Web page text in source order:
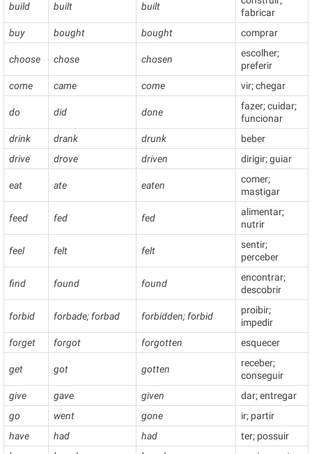
build built built
fabricar
buy
bought bought comprar
choose chose chosen
escolher;
preferir
come
came come vir; chegar
do did done
fazer; cuidar;
funcionar
drink
drank drunk
beber
drive
drove driven dirigir; guiar
eat ate eaten
comer;
mastigar
feed fed fed
alimentar;
nutrir
feel felt felt
sentir;
perceber
find found found
encontrar;
descobrir
forbid forbade; forbad forbidden; forbid
proibir;
impedir
forget
forgot forgotten esquecer
get got gotten
receber;
conseguir
give
gave given
dar; entregar
go
went gone
ir; partir
have
had had
ter; possuir